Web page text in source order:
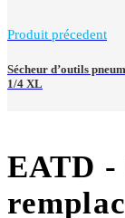
Produit précedent
Sécheur d’outils
1/4 XL
EATD